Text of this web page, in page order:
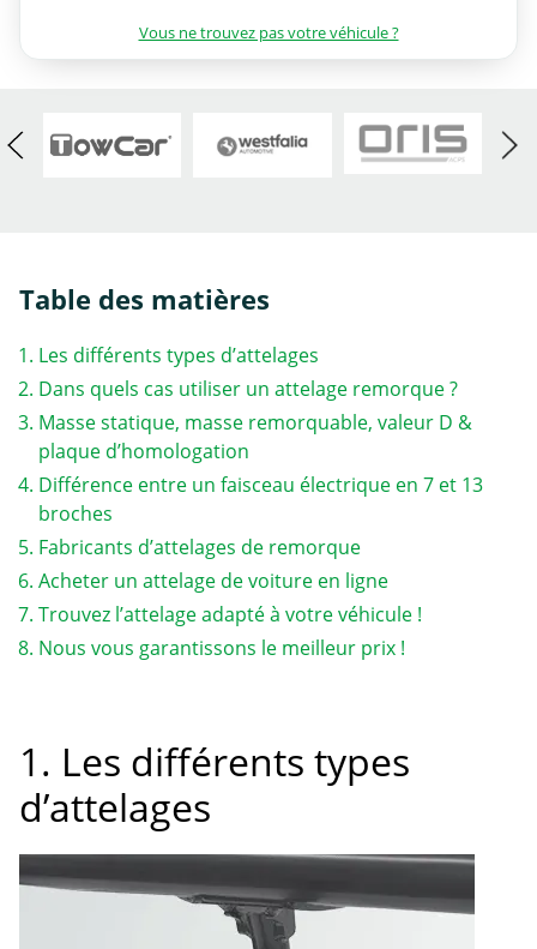
Vous ne trouvez pas votre véhicule ?
Table des matières
Les différents types d’attelages
Dans quels cas utiliser un attelage remorque ?
Masse statique, masse remorquable, valeur D &
plaque d’homologation
Différence entre un faisceau électrique en 7 et 13
broches
Fabricants d’attelages de remorque
Acheter un attelage de voiture en ligne
Trouvez l’attelage adapté à votre véhicule !
Nous vous garantissons le meilleur prix !
1. Les différents types
d’attelages